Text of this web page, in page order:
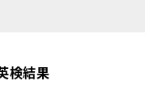
検結果